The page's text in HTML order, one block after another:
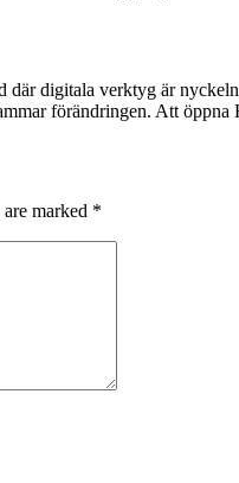
digitala verktyg är
förändringen. Att öppna
marked *